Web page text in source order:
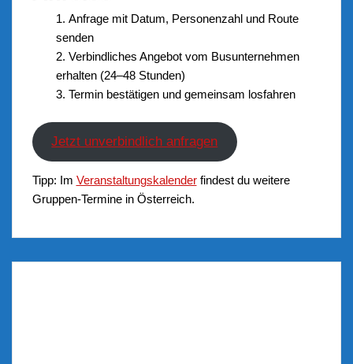
Anfrage mit Datum, Personenzahl und Route
senden
Verbindliches Angebot vom Busunternehmen
erhalten (24–48 Stunden)
Termin bestätigen und gemeinsam losfahren
Jetzt unverbindlich anfragen
Tipp: Im Veranstaltungskalenderfindest du weitere
Gruppen-Termine in Österreich.